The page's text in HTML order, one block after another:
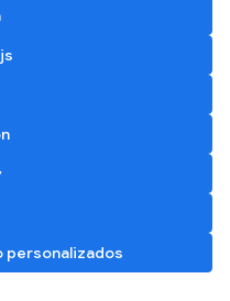
personalizados